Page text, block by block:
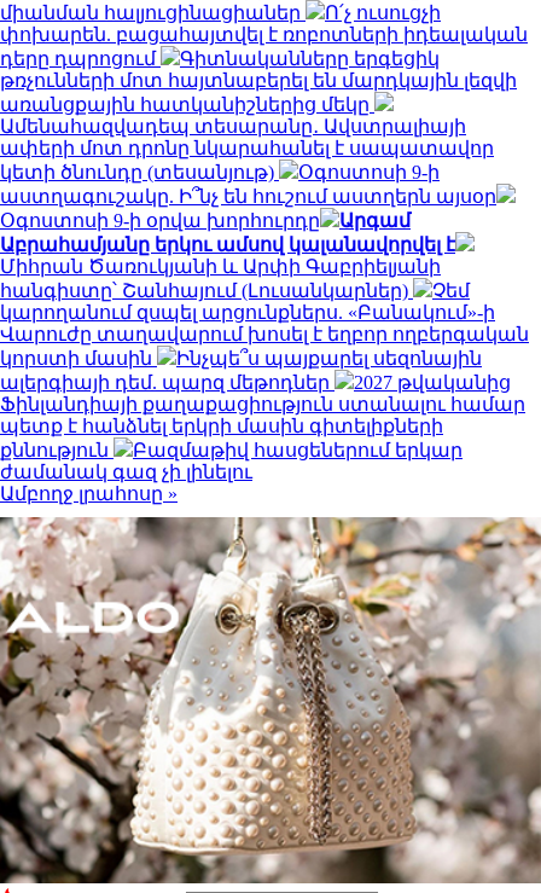
միանման հալյուցինացիաներ
Ո՛չ ուսուցչի
փոխարեն. բացահայտվել է ռոբոտների իդեալական
դերը դպրոցում
Գիտնականները երգեցիկ
թռչունների մոտ հայտնաբերել են մարդկային լեզվի
առանցքային հատկանիշներից մեկը
Ամենահազվադեպ տեսարանը․ Ավստրալիայի
ափերի մոտ դրոնը նկարահանել է սապատավոր
կետի ծնունդը (տեսանյութ)
Օգոստոսի 9-ի
աստղագուշակը. Ի՞նչ են հուշում աստղերն այսօր
Օգոստոսի 9-ի օրվա խորհուրդը
Արգամ
Աբրահամյանը երկու ամսով կալանավորվել է
Միհրան Ծառուկյանի և Արփի Գաբրիելյանի
հանգիստը՝ Շանհայում (Լուսանկարներ)
Չեմ
կարողանում զսպել արցունքներս. «Բանակում»-ի
Վարուժը տաղավարում խոսել է եղբոր ողբերգական
կորստի մասին
Ինչպե՞ս պայքարել սեզոնային
ալերգիայի դեմ. պարզ մեթոդներ
2027 թվականից
Ֆինլանդիայի քաղաքացիություն ստանալու համար
պետք է հանձնել երկրի մասին գիտելիքների
քննություն
Բազմաթիվ հասցեներում երկար
ժամանակ գազ չի լինելու
Ամբողջ լրահոսը »